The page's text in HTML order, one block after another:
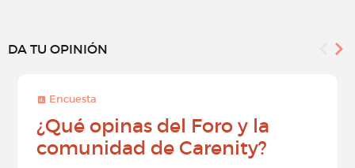
DA TU OPINIÓN
Encuesta
¿Qué opinas del Foro y la
comunidad de Carenity?